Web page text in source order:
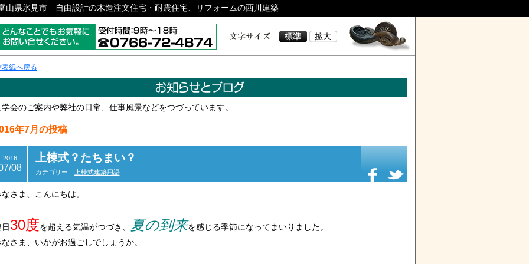
山県氷見市 自由設計の木造注文住宅・耐震住宅、リフォームの西川建築
表紙へ戻る
会のご案内や弊社の日常、仕事風景などをつづっています。
年7月の投稿
2016
08
上棟式？たちまい？
カテゴリー｜ 上棟式建築用語
さま、こんにちは。
30度を超える気温がつづき、 夏の到来を感じる季節になってまいりました。
さま、いかがお過ごしでしょうか。